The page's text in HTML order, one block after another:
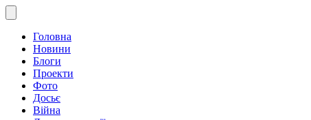
Головна
Новини
Блоги
Проекти
Фото
Досьє
Війна